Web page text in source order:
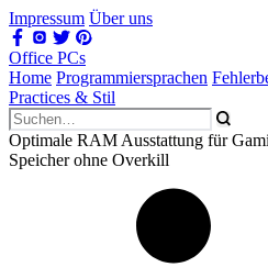
Impressum Über uns
Office PCs
Home Programmiersprachen
Practices & Stil
Optimale RAM Ausstattung für
Speicher ohne Overkill